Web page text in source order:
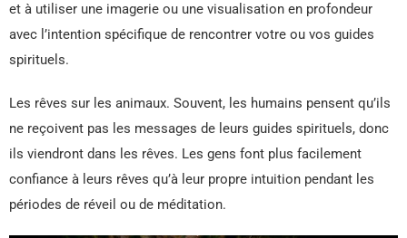
et à utiliser une imagerie ou une visualisation en profondeur
avec l’intention spécifique de rencontrer votre ou vos guides
spirituels.
Les rêves sur les animaux. Souvent, les humains pensent qu’ils
ne reçoivent pas les messages de leurs guides spirituels, donc
ils viendront dans les rêves. Les gens font plus facilement
confiance à leurs rêves qu’à leur propre intuition pendant les
périodes de réveil ou de méditation.